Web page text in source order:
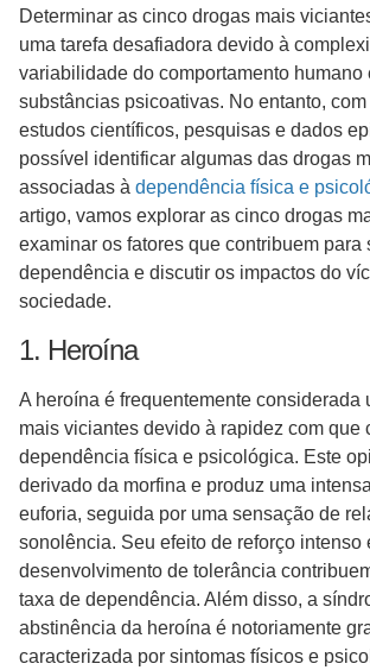
Determinar as cinco drogas mais
uma tarefa desafiadora devido à
variabilidade do comportamento humano
substâncias psicoativas. No entanto,
estudos científicos, pesquisas e dados
possível identificar algumas das drogas
associadas à dependência física e
artigo, vamos explorar as cinco drogas
examinar os fatores que contribuem para
dependência e discutir os impactos do
sociedade.
1. Heroína
A heroína é frequentemente considerada
mais viciantes devido à rapidez com que
dependência física e psicológica. Este
derivado da morfina e produz uma
euforia, seguida por uma sensação de
sonolência. Seu efeito de reforço intenso
desenvolvimento de tolerância
taxa de dependência. Além disso, a
abstinência da heroína é notoriamente
caracterizada por sintomas físicos e